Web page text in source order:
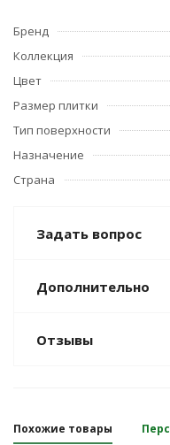
Бренд
Коллекция
Цвет
Размер плитки
Тип поверхности
Назначение
Страна
Задать вопрос
Дополнительно
Отзывы
Похожие товары